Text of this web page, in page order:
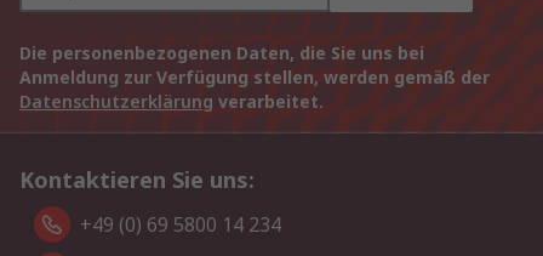
Die personenbezogenen Daten, die Sie uns bei
Anmeldung zur Verfügung stellen, werden gemäß der
Datenschutzerklärung verarbeitet.
Kontaktieren Sie uns:
+49 (0) 69 5800 14 234